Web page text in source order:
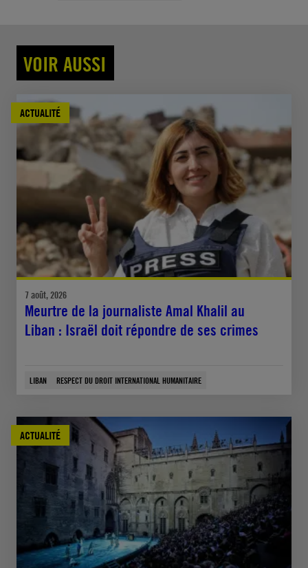
VOIR AUSSI
ACTUALITÉ
7 août, 2026
Meurtre de la journaliste Amal Khalil au
Liban : Israël doit répondre de ses crimes
LIBAN RESPECT DU DROIT INTERNATIONAL HUMANITAIRE
ACTUALITÉ